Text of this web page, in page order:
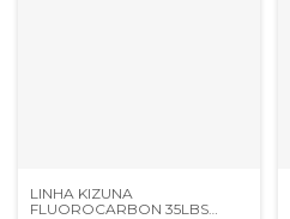
LINHA KIZUNA
FLUOROCARBON 35LBS